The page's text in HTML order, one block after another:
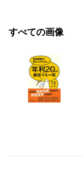
すべての画像